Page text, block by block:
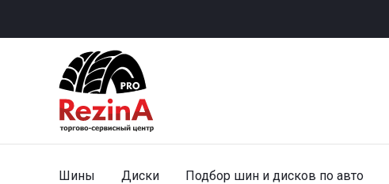
Шины Диски Подбор шин и дисков по авто